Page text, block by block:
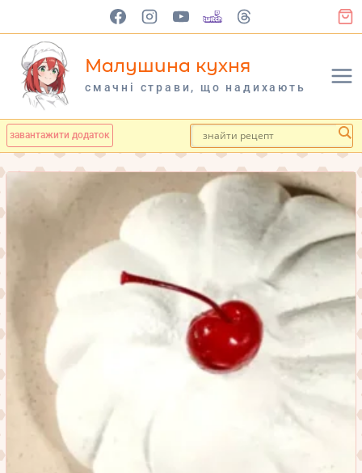
вмісту
Малушина кухня
cмачні страви, що надихають
завантажити додаток